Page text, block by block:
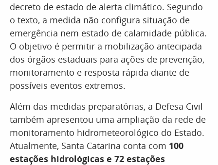
decreto de estado de alerta climático. Segundo
o texto, a medida não configura situação de
emergência nem estado de calamidade pública.
O objetivo é permitir a mobilização antecipada
dos órgãos estaduais para ações de prevenção,
monitoramento e resposta rápida diante de
possíveis eventos extremos.
Além das medidas preparatórias, a Defesa Civil
também apresentou uma ampliação da rede de
monitoramento hidrometeorológico do Estado.
Atualmente, Santa Catarina conta com 100
estações hidrológicas e 72 estações